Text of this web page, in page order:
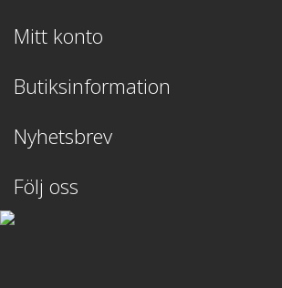
Mitt konto
Butiksinformation
Nyhetsbrev
Följ oss